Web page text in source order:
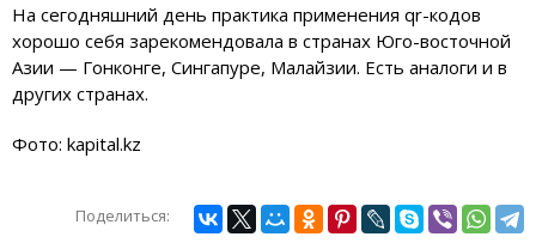
На сегодняшний день практика применения qr-кодов
хорошо себя зарекомендовала в странах Юго-восточной
Азии — Гонконге, Сингапуре, Малайзии. Есть аналоги и в
других странах.
Фото: kapital.kz
Поделиться: